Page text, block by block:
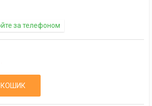
за телефоном
КОШИК